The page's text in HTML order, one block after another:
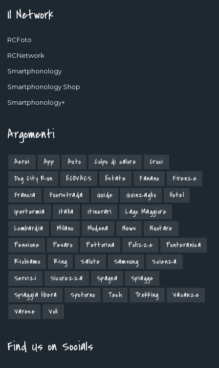
Il Network
RCFoto
RCNetwork
Smartphonology
Smartphonology Shop
Smartphonology+
Argomenti
Aerei App Auto Colpo di calore
Croci
Dog City Run
ECOVACS Estate Fanano
Firenze
Francia
Fuoristrada Guide Guinzaglio
Hotel
Ipertermia
Italia Itinerari
Lago Maggiore
Lombardia
Milano Modena News
Nuotare
Pensione
Pesaro Pettorina Polizze
Ponteranica
Richiamo
Ring Salute Samsung
Scienza
Servizi
Sicurezza Spagna
Spiagge
Spiaggia libera
Spotorno Tech Trekking
Vacanze
Varese
Voli
Find Us on Socials